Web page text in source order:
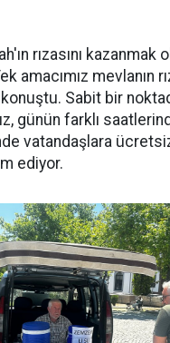
rızasını kazanmak
amacımız mevlanın
konuştu. Sabit bir
günün farklı
vatandaşlara
ediyor.